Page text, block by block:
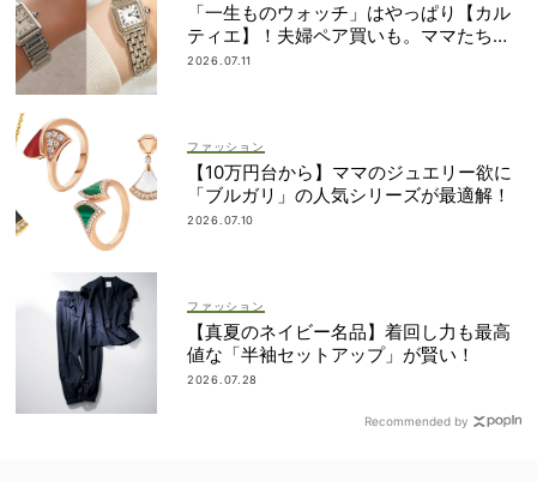
「一生ものウォッチ」はやっぱり【カル
ティエ】！夫婦ペア買いも。ママたちが
リアルに選んだモデル
2026.07.11
ファッション
【10万円台から】ママのジュエリー欲に
「ブルガリ」の人気シリーズが最適解！
2026.07.10
ファッション
【真夏のネイビー名品】着回し力も最高
値な「半袖セットアップ」が賢い！
2026.07.28
Recommended by